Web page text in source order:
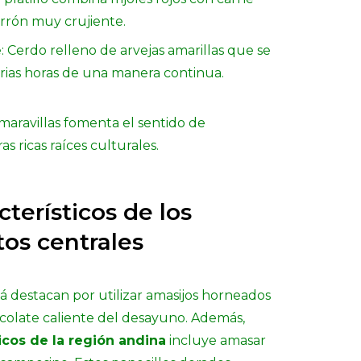
muy crujiente.
Cerdo relleno de arvejas amarillas que se
horas de una manera continua.
fomenta el sentido de
ricas raíces culturales.
de los
centrales
destacan por utilizar amasijos horneados
caliente del desayuno. Además,
de la región andina incluye amasar